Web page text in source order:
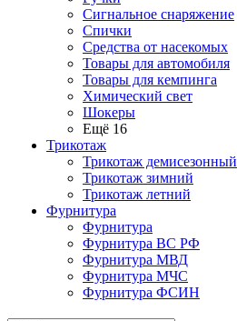
Сигнальное снаряжение
Спички
Средства от насекомых
Товары для автомобиля
Товары для кемпинга
Химический свет
Шокеры
Ещё 16
Трикотаж
Трикотаж демисезонный
Трикотаж зимний
Трикотаж летний
Фурнитура
Фурнитура
Фурнитура ВС РФ
Фурнитура МВД
Фурнитура МЧС
Фурнитура ФСИН